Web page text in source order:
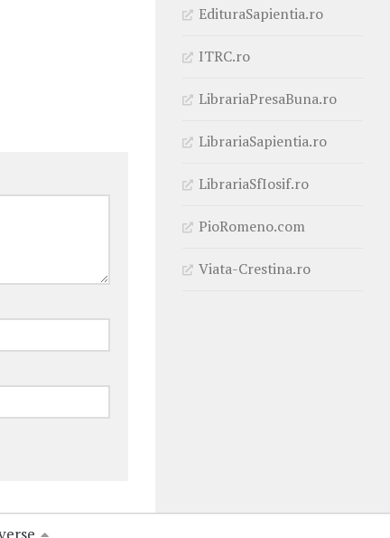
EdituraSapientia.ro
ITRC.ro
LibrariaPresaBuna.ro
LibrariaSapientia.ro
LibrariaSfIosif.ro
PioRomeno.com
Viata-Crestina.ro